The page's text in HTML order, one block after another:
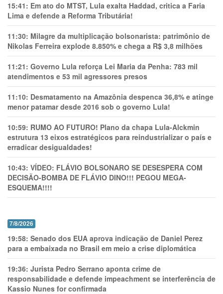
15:41: Em ato do MTST, Lula exalta Haddad, critica a Faria
Lima e defende a Reforma Tributária!
11:30: Milagre da multiplicação bolsonarista: patrimônio de
Nikolas Ferreira explode 8.850% e chega a R$ 3,8 milhões
11:21: Governo Lula reforça Lei Maria da Penha: 783 mil
atendimentos e 53 mil agressores presos
11:10: Desmatamento na Amazônia despenca 36,8% e atinge
menor patamar desde 2016 sob o governo Lula!
10:59: RUMO AO FUTURO! Plano da chapa Lula-Alckmin
estrutura 13 eixos estratégicos para reindustrializar o país e
erradicar desigualdades!
10:43: VÍDEO: FLÁVIO BOLSONARO SE DESESPERA COM
DECISÃO-BOMBA DE FLÁVIO DINO!!! PEGOU MEGA-
ESQUEMA!!!!
7/8/2026
19:58: Senado dos EUA aprova indicação de Daniel Perez
para a embaixada no Brasil em meio a crise diplomática
19:36: Jurista Pedro Serrano aponta crime de
responsabilidade e defende impeachment se interferência de
Kassio Nunes for confirmada